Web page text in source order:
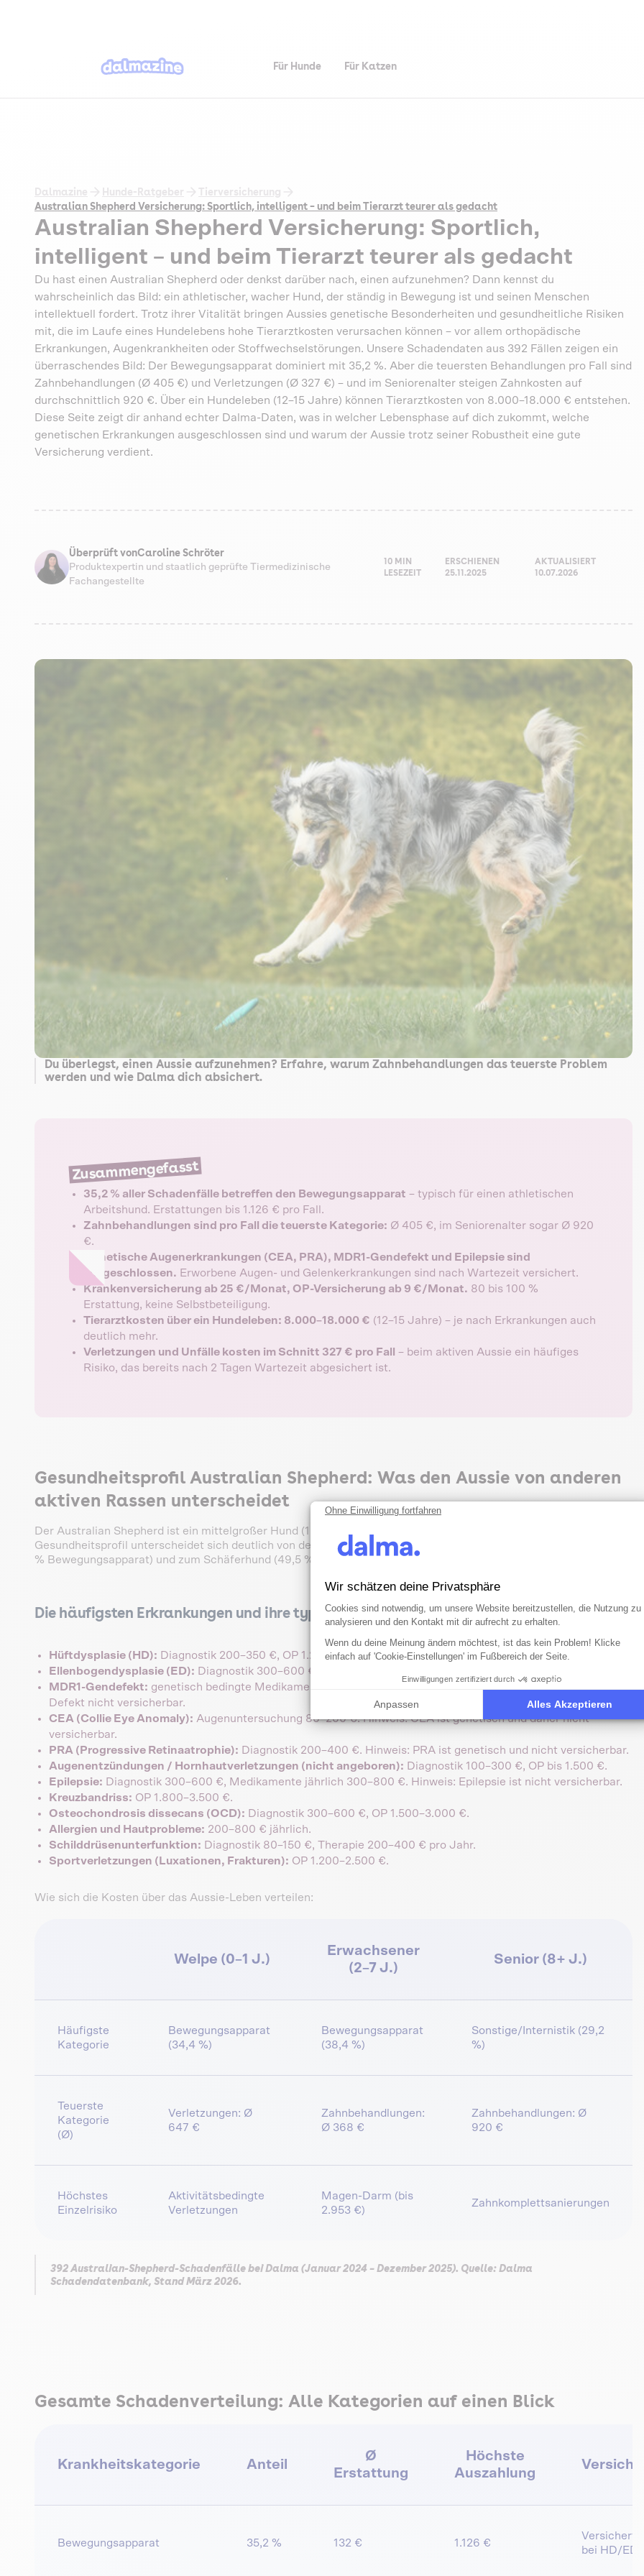
Für Hunde Für Katzen
Dalmazine Hunde-Ratgeber
Tierversicherung
Australian Shepherd Versicherung: Sportlich, intelligent – und beim Tierarzt teurer als gedacht
Australian Shepherd Versicherung: Sportlich,
intelligent – und beim Tierarzt teurer als gedacht
Du hast einen Australian Shepherd oder denkst darüber nach, einen aufzunehmen? Dann kennst du
wahrscheinlich das Bild: ein athletischer, wacher Hund, der ständig in Bewegung ist und seinen Menschen
intellektuell fordert. Trotz ihrer Vitalität bringen Aussies genetische Besonderheiten und gesundheitliche Risiken
mit, die im Laufe eines Hundelebens hohe Tierarztkosten verursachen können – vor allem orthopädische
Erkrankungen, Augenkrankheiten oder Stoffwechselstörungen. Unsere Schadendaten aus 392 Fällen zeigen ein
überraschendes Bild: Der Bewegungsapparat dominiert mit 35,2 %. Aber die teuersten Behandlungen pro Fall sind
Zahnbehandlungen (Ø 405 €) und Verletzungen (Ø 327 €) – und im Seniorenalter steigen Zahnkosten auf
durchschnittlich 920 €. Über ein Hundeleben (12–15 Jahre) können Tierarztkosten von 8.000–18.000 € entstehen.
Diese Seite zeigt dir anhand echter Dalma-Daten, was in welcher Lebensphase auf dich zukommt, welche
genetischen Erkrankungen ausgeschlossen sind und warum der Aussie trotz seiner Robustheit eine gute
Versicherung verdient.
Überprüft vonCaroline Schröter
Produktexpertin und staatlich geprüfte Tiermedizinische
Fachangestellte
10 MIN
LESEZEIT
ERSCHIENEN
25.11.2025
AKTUALISIERT
10.07.2026
Du überlegst, einen Aussie aufzunehmen? Erfahre, warum Zahnbehandlungen das teuerste Problem
werden und wie Dalma dich absichert.
Zusammengefasst
35,2 % aller Schadenfälle betreffen den Bewegungsapparat – typisch für einen athletischen
Arbeitshund. Erstattungen bis 1.126 € pro Fall.
Zahnbehandlungen sind pro Fall die teuerste Kategorie: Ø 405 €, im Seniorenalter sogar Ø 920
€.
Genetische Augenerkrankungen (CEA, PRA), MDR1-Gendefekt und Epilepsie sind
ausgeschlossen. Erworbene Augen- und Gelenkerkrankungen sind nach Wartezeit versichert.
Krankenversicherung ab 25 €/Monat, OP-Versicherung ab 9 €/Monat. 80 bis 100 %
Erstattung, keine Selbstbeteiligung.
Tierarztkosten über ein Hundeleben: 8.000–18.000 € (12–15 Jahre) – je nach Erkrankungen auch
deutlich mehr.
Verletzungen und Unfälle kosten im Schnitt 327 € pro Fall
– beim aktiven Aussie ein häufiges
Risiko, das bereits nach 2 Tagen Wartezeit abgesichert ist.
Gesundheitsprofil Australian Shepherd: Was den Aussie von anderen
aktiven Rassen unterscheidet
Der Australian Shepherd ist ein mittelgroßer Hund (18–25 kg), der bei guter Haltung 12 bis 15 Jahre alt wird. Sein
Gesundheitsprofil unterscheidet sich deutlich von dem anderer aktiver Rassen. Im Vergleich zum Labrador (33,4
% Bewegungsapparat) und zum Schäferhund (49,5 %) liegt der Aussie mit 35,2 % im oberen Mittelfeld.
Die häufigsten Erkrankungen und ihre typischen Kosten:
Hüftdysplasie (HD): Diagnostik 200–350 €, OP 1.200–3.000 €.
Ellenbogendysplasie (ED): Diagnostik 300–600 €, OP 1.500–3.500 €.
MDR1-Gendefekt: genetisch bedingte Medikamentenunverträglichkeit. Hinweis: Da genetisch, ist der MDR1-
Defekt nicht versicherbar.
CEA (Collie Eye Anomaly): Augenuntersuchung 80–200 €. Hinweis: CEA ist genetisch und daher nicht
versicherbar.
PRA (Progressive Retinaatrophie): Diagnostik 200–400 €. Hinweis: PRA ist genetisch und nicht versicherbar.
Augenentzündungen / Hornhautverletzungen (nicht angeboren): Diagnostik 100–300 €, OP bis 1.500 €.
Epilepsie: Diagnostik 300–600 €, Medikamente jährlich 300–800 €. Hinweis: Epilepsie ist nicht versicherbar.
Kreuzbandriss: OP 1.800–3.500 €.
Osteochondrosis dissecans (OCD): Diagnostik 300–600 €, OP 1.500–3.000 €.
Allergien und Hautprobleme: 200–800 € jährlich.
Schilddrüsenunterfunktion: Diagnostik 80–150 €, Therapie 200–400 € pro Jahr.
Sportverletzungen (Luxationen, Frakturen): OP 1.200–2.500 €.
Wie sich die Kosten über das Aussie-Leben verteilen:
Welpe (0–1 J.)
Erwachsener
(2–7 J.)
Senior (8+ J.)
Häufigste
Kategorie
Bewegungsapparat
(34,4 %)
Bewegungsapparat
(38,4 %)
Sonstige/Internistik (29,2
%)
Teuerste
Kategorie
(Ø)
Verletzungen: Ø
647 €
Zahnbehandlungen:
Ø 368 €
Zahnbehandlungen: Ø
920 €
Höchstes
Einzelrisiko
Aktivitätsbedingte
Verletzungen
Magen-Darm (bis
2.953 €)
Zahnkomplettsanierungen
392 Australian-Shepherd-Schadenfälle bei Dalma (Januar 2024 – Dezember 2025). Quelle: Dalma
Schadendatenbank, Stand März 2026.
Gesamte Schadenverteilung: Alle Kategorien auf einen Blick
Krankheitskategorie Anteil
Ø
Erstattung
Höchste
Auszahlung
Bewegungsapparat 35,2 % 132 € 1.126 €
Versichert
bei HD/ED)
Ohne Einwilligung fortfahren
Wir schätzen deine Privatsphäre
Einwilligungsmanagementplattform:
Cookies sind notwendig, um unsere Website bereitzustellen, die Nutzung zu
analysieren und den Kontakt mit dir aufrecht zu erhalten.
Wenn du deine Meinung ändern möchtest, ist das kein Problem! Klicke
einfach auf 'Cookie-Einstellungen' im Fußbereich der Seite.
Einwilligungen zertifiziert durch
Anpassen Alles Akzeptieren